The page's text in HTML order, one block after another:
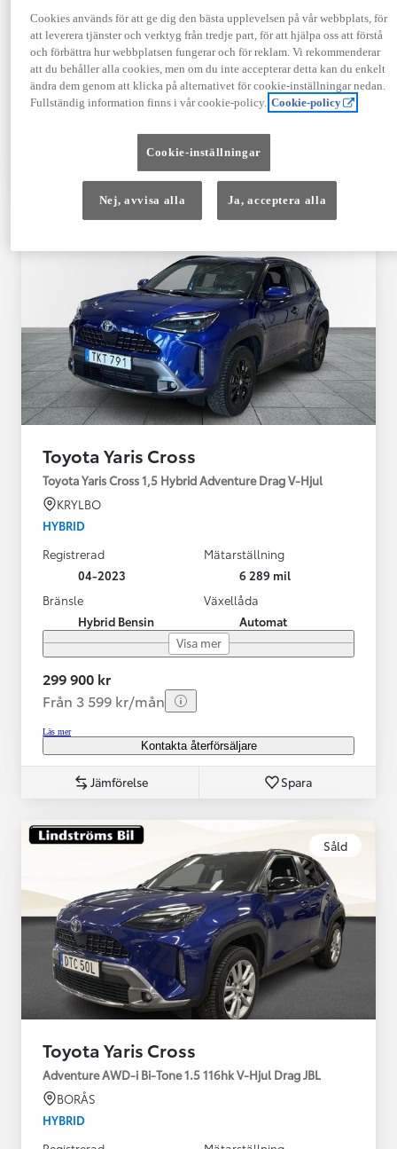
Hybrid Bensin
Automat
Visa mer
409 900 kr
Från 4 920 kr/mån
Kontakta återförsäljare
Toyota Yaris Cross
Toyota Yaris Cross 1,5 Hybrid Adventure Drag V-Hjul
KRYLBO
HYBRID
Registrerad
04-2023
Mätarställning
6 289 mil
Bränsle
Hybrid Bensin
Växellåda
Automat
Visa mer
299 900 kr
Från 3 599 kr/mån
Läs mer
Kontakta återförsäljare
Jämförelse Spara
Såld
Toyota Yaris Cross
Adventure AWD-i Bi-Tone 1.5 116hk V-Hjul Drag JBL
BORÅS
HYBRID
Cookies används för att ge dig den bästa upplevelsen på vår webbplats, för
att leverera tjänster och verktyg från tredje part, för att hjälpa oss att förstå
och förbättra hur webbplatsen fungerar och för reklam. Vi rekommenderar
att du behåller alla cookies, men om du inte accepterar detta kan du enkelt
ändra dem genom att klicka på alternativet för cookie-inställningar nedan.
Fullständig information finns i vår cookie-policy. Cookie-policy
Cookie-inställningar
Nej, avvisa alla Ja, acceptera alla